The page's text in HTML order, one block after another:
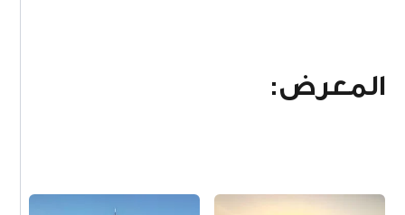
المعرض: